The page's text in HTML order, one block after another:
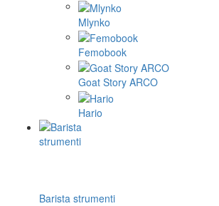
Mlynko
Femobook
Goat Story ARCO
Hario
Barista strumenti